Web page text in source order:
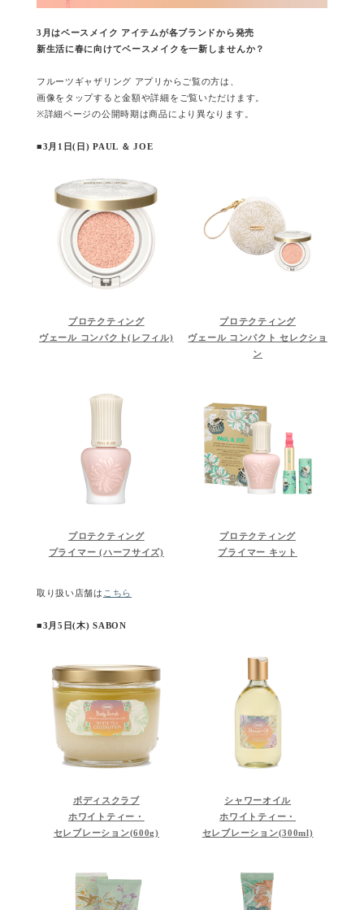
3月はベースメイク アイテムが各ブランドから発売
新生活に春に向けてベースメイクを一新しませんか？
フルーツギャザリング アプリからご覧の方は、
画像をタップすると金額や詳細をご覧いただけます。
※詳細ページの公開時期は商品により異なります。
■3月1日(日) PAUL ＆ JOE
プロテクティング
ヴェール コンパクト(レフィル)
プロテクティング
ヴェール コンパクト セレクショ
ン
プロテクティング
プライマー (ハーフサイズ)
プロテクティング
プライマー キット
取り扱い店舗は こちら
■3月5日(木) SABON
ボディスクラブ
ホワイトティー・
セレブレーション(600g)
シャワーオイル
ホワイトティー・
セレブレーション(300ml)